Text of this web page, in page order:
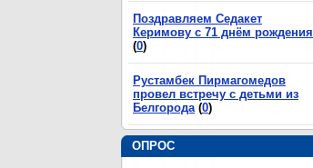
Поздравляем Седакет
Керимову с 71 днём рождения
(0)
Рустамбек Пирмагомедов
провел встречу с детьми из
Белгорода (0)
ОПРОС